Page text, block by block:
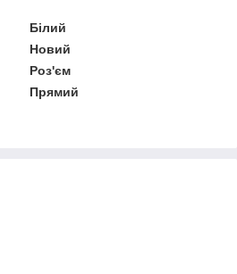
Білий
Новий
Роз'єм
Прямий